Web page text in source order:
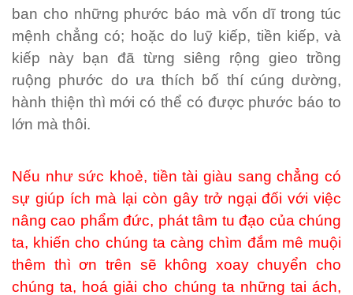
ban cho những phước báo mà vốn dĩ trong túc
mệnh chẳng có; hoặc do luỹ kiếp, tiền kiếp, và
kiếp này bạn đã từng siêng rộng gieo trồng
ruộng phước do ưa thích bố thí cúng dường,
hành thiện thì mới có thể có được phước báo to
lớn mà thôi.
Nếu như sức khoẻ, tiền tài giàu sang chẳng có
sự giúp ích mà lại còn gây trở ngại đối với việc
nâng cao phẩm đức, phát tâm tu đạo của chúng
ta, khiến cho chúng ta càng chìm đắm mê muội
thêm thì ơn trên sẽ không xoay chuyển cho
chúng ta, hoá giải cho chúng ta những tai ách,